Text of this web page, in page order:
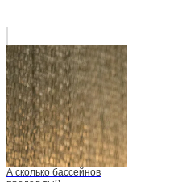
А сколько бассейнов